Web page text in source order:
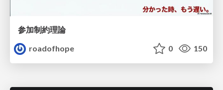
参加制約理論
roadofhope
0 150